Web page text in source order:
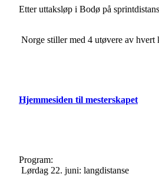
Etter uttaksløp i Bodø på
Norge stiller med 4 utøvere av
Hjemmesiden til mesterskapet
Program:
Lørdag 22. juni: langdistanse